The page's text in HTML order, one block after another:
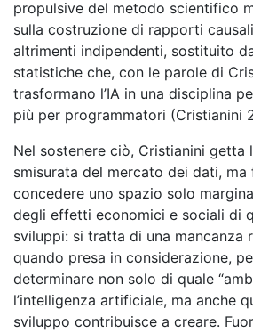
propulsive del metodo scientifico
sulla costruzione di rapporti
altrimenti indipendenti, sostituito
statistiche che, con le parole di
trasformano l’IA in una disciplina
più per programmatori (Cristianini
Nel sostenere ciò, Cristianini getta
smisurata del mercato dei dati, ma
concedere uno spazio solo
degli effetti economici e sociali di
sviluppi: si tratta di una mancanza
quando presa in considerazione,
determinare non solo di quale
l’intelligenza artificiale, ma anche
sviluppo contribuisce a creare.